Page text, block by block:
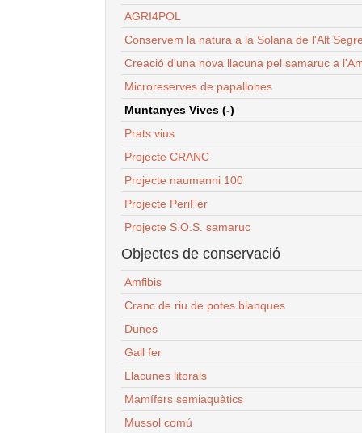
AGRI4POL
Conservem la natura a la Solana de l'Alt
Creació d'una nova llacuna pel samaruc a
Microreserves de papallones
Muntanyes Vives (-)
Prats vius
Projecte CRANC
Projecte naumanni 100
Projecte PeriFer
Projecte S.O.S. samaruc
Objectes de conservació
Amfibis
Cranc de riu de potes blanques
Dunes
Gall fer
Llacunes litorals
Mamífers semiaquàtics
Mussol comú